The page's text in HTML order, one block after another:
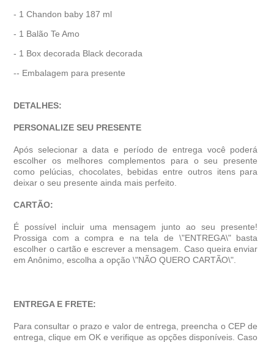
- 1 Chandon baby 187 ml
- 1 Balão Te Amo
- 1 Box decorada Black decorada
-- Embalagem para presente
DETALHES:
PERSONALIZE SEU PRESENTE
Após selecionar a data e período de entrega você poder
escolher os melhores complementos para o seu presente
como pelúcias, chocolates, bebidas entre outros itens para
deixar o seu presente ainda mais perfeito.
CARTÃO:
É possível incluir uma mensagem junto ao seu presente!
Prossiga com a compra e na tela de \"ENTREGA\" basta
escolher o cartão e escrever a mensagem. Caso queira enviar
em Anônimo, escolha a opção \"NÃO QUERO CARTÃO\".
ENTREGA E FRETE:
Para consultar o prazo e valor de entrega, preencha o CEP de
entrega, clique em OK e verifique as opções disponíveis. Caso